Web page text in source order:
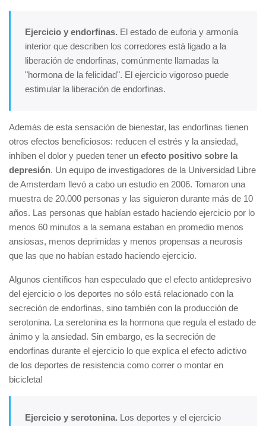
Ejercicio y endorfinas. El estado de euforia y armonía
interior que describen los corredores está ligado a la
liberación de endorfinas, comúnmente llamadas la
"hormona de la felicidad". El ejercicio vigoroso puede
estimular la liberación de endorfinas.
Además de esta sensación de bienestar, las endorfinas tienen
otros efectos beneficiosos: reducen el estrés y la ansiedad,
inhiben el dolor y pueden tener un efecto positivo sobre la
depresión. Un equipo de investigadores de la Universidad Libre
de Amsterdam llevó a cabo un estudio en 2006. Tomaron una
muestra de 20.000 personas y las siguieron durante más de 10
años. Las personas que habían estado haciendo ejercicio por lo
menos 60 minutos a la semana estaban en promedio menos
ansiosas, menos deprimidas y menos propensas a neurosis
que las que no habían estado haciendo ejercicio.
Algunos científicos han especulado que el efecto antidepresivo
del ejercicio o los deportes no sólo está relacionado con la
secreción de endorfinas, sino también con la producción de
serotonina. La seretonina es la hormona que regula el estado de
ánimo y la ansiedad. Sin embargo, es la secreción de
endorfinas durante el ejercicio lo que explica el efecto adictivo
de los deportes de resistencia como correr o montar en
bicicleta!
Ejercicio y serotonina. Los deportes y el ejercicio